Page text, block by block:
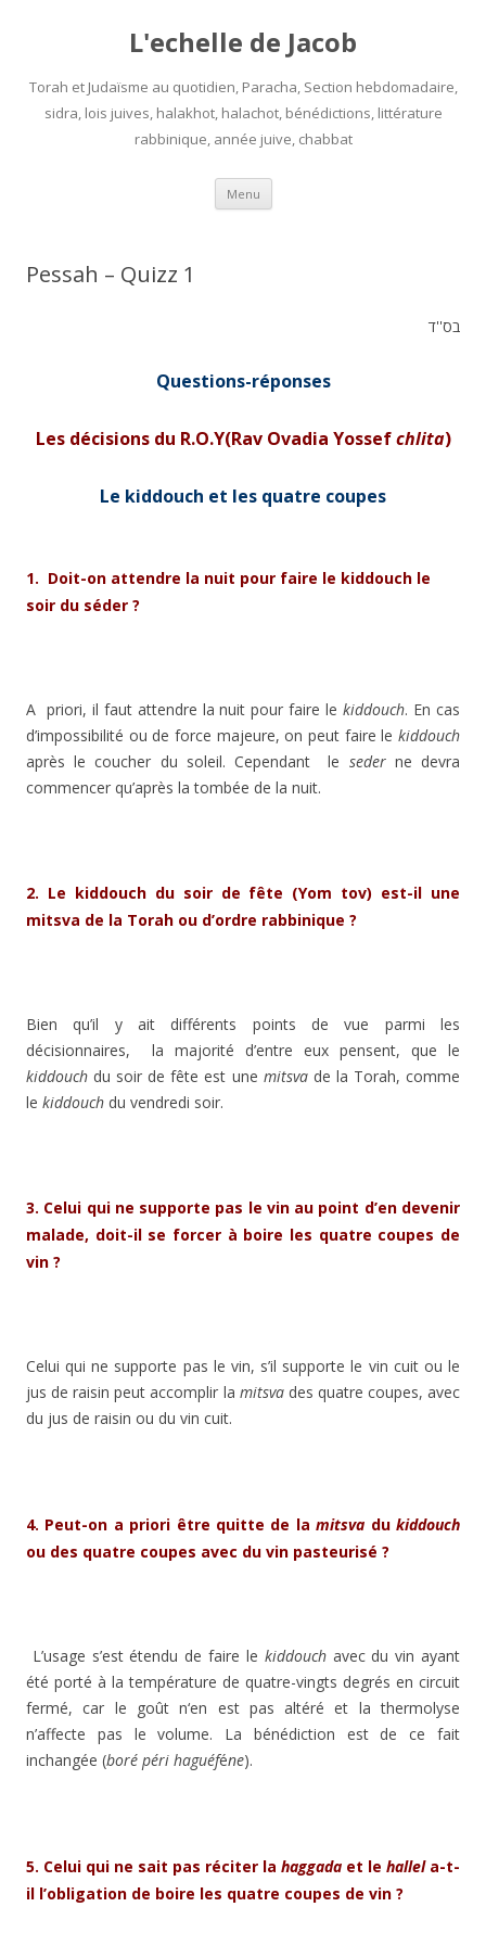
L'echelle de Jacob
Torah et Judaïsme au quotidien, Paracha, Section hebdomadaire,
sidra, lois juives, halakhot, halachot, bénédictions, littérature
rabbinique, année juive, chabbat
Menu Aller
contenu
Pessah – Quizz 1
בס''ד
Questions-réponses
Les décisions du R.O.Y(Rav Ovadia Yossefchlita)
Le kiddouch et les quatre coupes
1. Doit-on attendre la nuit pour faire le kiddouch le
soir du séder ?
A priori, il faut attendre la nuit pour faire lekiddouch. En cas
d’impossibilité ou de force majeure, on peut faire le kiddouch
après le coucher du soleil. Cependant le sederne devra
commencer qu’après la tombée de la nuit.
2. Le kiddouch du soir de fête (Yom tov) est-il une
mitsva de la Torah ou d’ordre rabbinique ?
Bien qu’il y ait différents points de vue parmi les
décisionnaires, la majorité d’entre eux pensent, que le
kiddouch du soir de fête est une mitsvade la Torah, comme
le kiddouch du vendredi soir.
3. Celui qui ne supporte pas le vin au point d’en devenir
malade, doit-il se forcer à boire les quatre coupes de
vin ?
Celui qui ne supporte pas le vin, s’il supporte le vin cuit ou le
jus de raisin peut accomplir la mitsvades quatre coupes, avec
du jus de raisin ou du vin cuit.
4. Peut-on a priori être quitte de lamitsva dukiddouch
ou des quatre coupes avec du vin pasteurisé ?
L’usage s’est étendu de faire le kiddouchavec du vin ayant
été porté à la température de quatre-vingts degrés en circuit
fermé, car le goût n‘en est pas altéré et la thermolyse
n’affecte pas le volume. La bénédiction est de ce fait
inchangée (boré péri haguéféne).
5. Celui qui ne sait pas réciter la haggada et le hallel a-t-
il l’obligation de boire les quatre coupes de vin ?